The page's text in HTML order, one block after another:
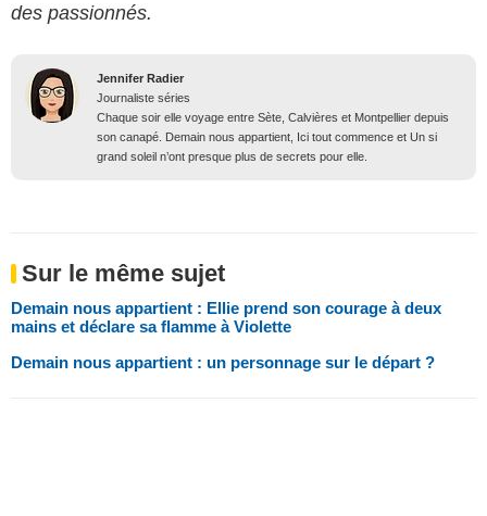
des passionnés.
Jennifer Radier
Journaliste séries
Chaque soir elle voyage entre Sète, Calvières et Montpellier depuis
son canapé. Demain nous appartient, Ici tout commence et Un si
grand soleil n’ont presque plus de secrets pour elle.
Sur le même sujet
Demain nous appartient : Ellie prend son courage à deux
mains et déclare sa flamme à Violette
Demain nous appartient : un personnage sur le départ ?